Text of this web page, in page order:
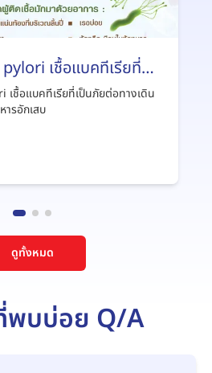
เชื้อแบคทีเรียที่
นอาหาร
ชื้อแบคทีเรียที่เป็นภัยต่อทางเดิน
ารอักเสบ
ดูทั้งหมด
พบบ่อย Q/A